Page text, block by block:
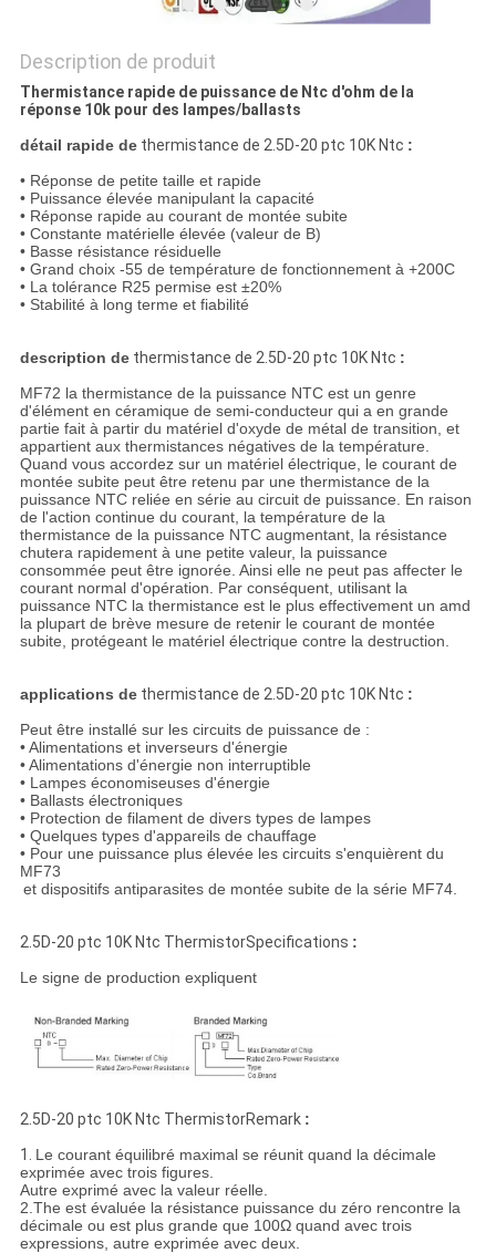
POLICY
Description de produit
Thermistance rapide de puissance de Ntc d'ohm de la
réponse 10k pour des lampes/ballasts
détail rapide dethermistance de 2.5D-20 ptc 10K Ntc :
• Réponse de petite taille et rapide
• Puissance élevée manipulant la capacité
• Réponse rapide au courant de montée subite
• Constante matérielle élevée (valeur de B)
• Basse résistance résiduelle
• Grand choix -55 de température de fonctionnement à +200C
• La tolérance R25 permise est ±20%
• Stabilité à long terme et fiabilité
description dethermistance de 2.5D-20 ptc 10K Ntc :
MF72 la thermistance de la puissance NTC est un genre
d'élément en céramique de semi-conducteur qui a en grande
partie fait à partir du matériel d'oxyde de métal de transition, et
appartient aux thermistances négatives de la température.
Quand vous accordez sur un matériel électrique, le courant de
montée subite peut être retenu par une thermistance de la
puissance NTC reliée en série au circuit de puissance. En raison
de l'action continue du courant, la température de la
thermistance de la puissance NTC augmentant, la résistance
chutera rapidement à une petite valeur, la puissance
consommée peut être ignorée. Ainsi elle ne peut pas affecter le
courant normal d'opération. Par conséquent, utilisant la
puissance NTC la thermistance est le plus effectivement un amd
la plupart de brève mesure de retenir le courant de montée
subite, protégeant le matériel électrique contre la destruction.
applications dethermistance de 2.5D-20 ptc 10K Ntc :
Peut être installé sur les circuits de puissance de :
• Alimentations et inverseurs d'énergie
• Alimentations d'énergie non interruptible
• Lampes économiseuses d'énergie
• Ballasts électroniques
• Protection de filament de divers types de lampes
• Quelques types d'appareils de chauffage
• Pour une puissance plus élevée les circuits s'enquièrent du
MF73
et dispositifs antiparasites de montée subite de la série MF74.
2.5D-20 ptc 10K Ntc ThermistorSpecifications :
Le signe de production expliquent
2.5D-20 ptc 10K Ntc ThermistorRemark :
1. Le courant équilibré maximal se réunit quand la décimale
exprimée avec trois figures.
Autre exprimé avec la valeur réelle.
2.The est évaluée la résistance puissance du zéro rencontre la
décimale ou est plus grande que 100Ω quand avec trois
expressions, autre exprimée avec deux.